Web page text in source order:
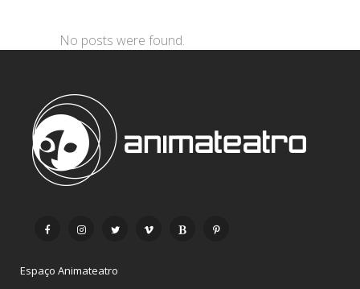
No posts were found.
Espaço Animateatro